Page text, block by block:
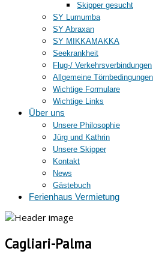
Skipper gesucht
SY Lumumba
SY Abraxan
SY MIKKAMAKKA
Seekrankheit
Flug-/ Verkehrsverbindungen
Allgemeine Törnbedingungen
Wichtige Formulare
Wichtige Links
Über uns
Unsere Philosophie
Jürg und Kathrin
Unsere Skipper
Kontakt
News
Gästebuch
Ferienhaus Vermietung
Cagliari-Palma